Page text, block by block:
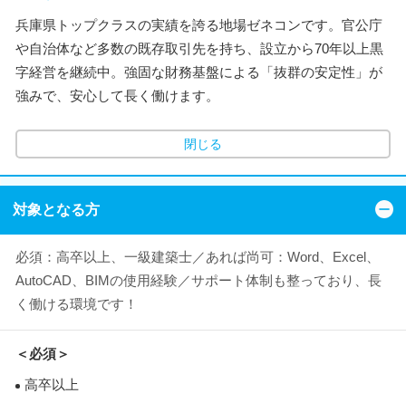
兵庫県トップクラスの実績を誇る地場ゼネコンです。官公庁
や自治体など多数の既存取引先を持ち、設立から70年以上黒
字経営を継続中。強固な財務基盤による「抜群の安定性」が
強みで、安心して長く働けます。
閉じる
対象となる方
必須：高卒以上、一級建築士／あれば尚可：Word、Excel、
AutoCAD、BIMの使用経験／サポート体制も整っており、長
く働ける環境です！
＜必須＞
高卒以上